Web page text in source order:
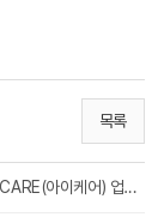
목록
아동보호전문기관 상담원 역량강화사업 'i-CARE(아이케어) 업' 참가자 모집 안내